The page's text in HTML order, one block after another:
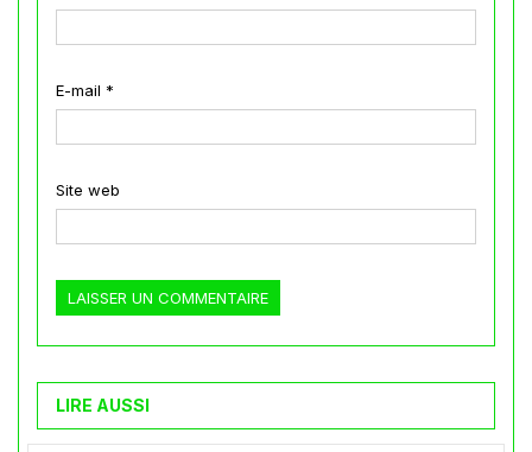
E-mail *
Site web
LIRE AUSSI